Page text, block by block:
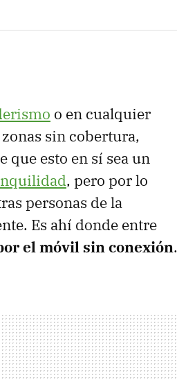
o en cualquier
sin cobertura,
que esto en sí sea un
, pero por lo
personas de la
Es ahí donde entre
el móvil sin conexión.